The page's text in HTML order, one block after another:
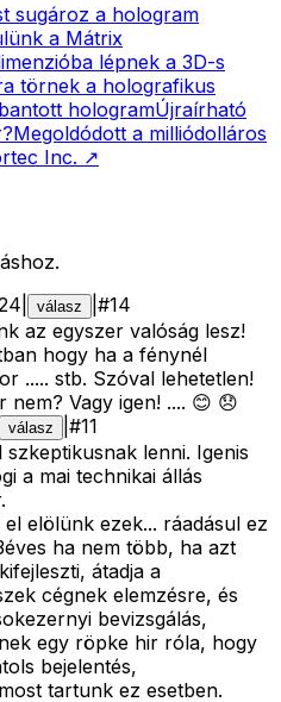
sugároz a hologram
a Mátrix
lépnek a 3D-s
törnek a holografikus
hologramÚjraírható
Megoldódott a milliódolláros
Inc. ↗
válasz #14
az egyszer valóság lesz!
hogy ha a fénynél
..... stb. Szóval lehetetlen!
Vagy igen! .... 😊 😞
válasz #11
lenni. Igenis
a mai technikai állás
elölünk ezek... ráadásul ez
ha nem több, ha azt
átadja a
cégnek elemzésre, és
bevizsgálás,
egy röpke hir róla, hogy
bejelentés,
tartunk ez esetben.